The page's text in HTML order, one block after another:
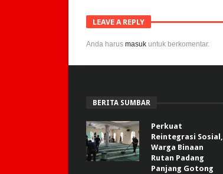
LEAVE A REPLY
Anda harus masuk untuk berkomentar.
BERITA SUMBAR
Perkuat
Reintegrasi Sosial,
Warga Binaan
Rutan Padang
Panjang Gotong